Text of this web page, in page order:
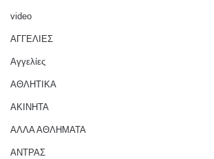
video
ΑΓΓΕΛΙΕΣ
Αγγελίες
ΑΘΛΗΤΙΚΑ
ΑΚΙΝΗΤΑ
ΑΛΛΑ ΑΘΛΗΜΑΤΑ
ΑΝΤΡΑΣ